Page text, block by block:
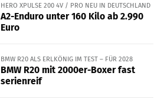
HERO XPULSE 200 4V / PRO NEU IN DEUTSCHLAND
A2-Enduro unter 160 Kilo ab 2.990
Euro
BMW R20 ALS ERLKÖNIG IM TEST – FÜR 2028
BMW R20 mit 2000er-Boxer fast
serienreif